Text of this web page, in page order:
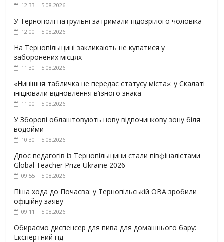
12:33 | 5.08.2026
У Тернополі патрульні затримали підозрілого чоловіка
12:00 | 5.08.2026
На Тернопільщині закликають не купатися у
заборонених місцях
11:30 | 5.08.2026
«Нинішня табличка не передає статусу міста»: у Скалаті
ініціювали відновлення в’їзного знака
11:00 | 5.08.2026
У Зборові облаштовують нову відпочинкову зону біля
водойми
10:30 | 5.08.2026
Двоє педагогів із Тернопільщини стали півфіналістами
Global Teacher Prize Ukraine 2026
09:55 | 5.08.2026
Піша хода до Почаєва: у Тернопільській ОВА зробили
офіційну заяву
09:11 | 5.08.2026
Обираємо диспенсер для пива для домашнього бару:
Експертний гід